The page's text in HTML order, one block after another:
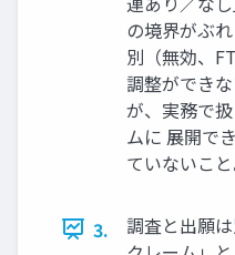
の境界がぶ
別（無効、
調整ができ
が、実務で
ムに 展開で
ていないこと
3.
調査と出願